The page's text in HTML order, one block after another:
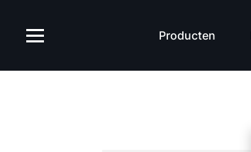
Producten